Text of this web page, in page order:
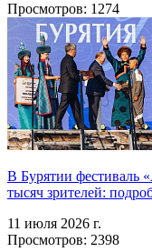
Просмотров: 1274
В Бурятии фестиваль
тысяч зрителей:
11 июля 2026 г.
Просмотров: 2398